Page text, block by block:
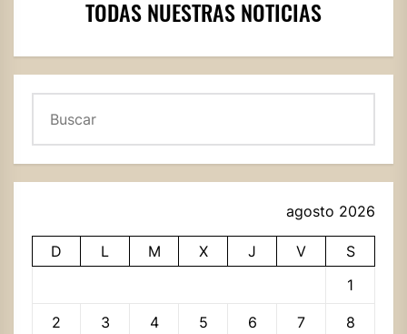
TODAS NUESTRAS NOTICIAS
agosto 2026
D L M X J V
S
1
2 3 4 5 6 7 8